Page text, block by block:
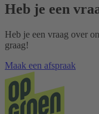
Heb je een
Heb je een vraag over
graag!
Maak een afspraak